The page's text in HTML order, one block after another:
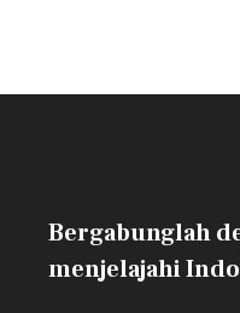
Bergabunglah
menjelajahi